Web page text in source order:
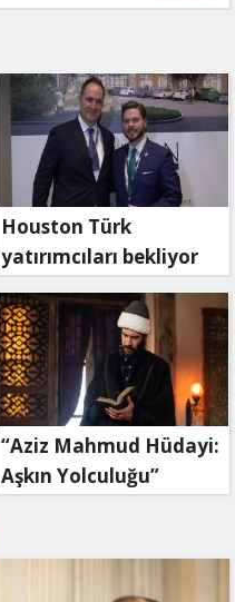
Houston Türk
yatırımcıları bekliyor
“Aziz Mahmud Hüdayi:
Aşkın Yolculuğu”